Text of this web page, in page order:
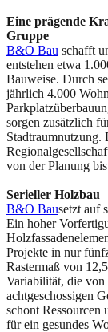
Eine prägende
Gruppe
B&O Bau schafft
entstehen etwa
Bauweise. Durch
jährlich 4.000
sorgen zusätzlich
Stadtraumnutzung.
von der Planung
Serieller Holzbau
B&O Bausetzt auf
Ein hoher
Projekte in nur
Rastermaß von
Variabilität, die
achtgeschossigen
schont Ressourcen
für ein gesundes